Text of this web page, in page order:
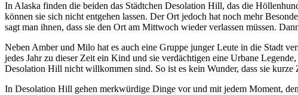
In Alaska finden die beiden das Städtchen Desolation Hill, das die
können sie sich nicht entgehen lassen. Der Ort jedoch hat noch mehr
sagt man ihnen, dass sie den Ort am Mittwoch wieder verlassen müssen.
Neben Amber und Milo hat es auch eine Gruppe junger Leute in die Stadt
jedes Jahr zu dieser Zeit ein Kind und sie verdächtigen eine Urbane
Desolation Hill nicht willkommen sind. So ist es kein Wunder, dass sie
In Desolation Hill gehen merkwürdige Dinge vor und mit jedem Moment,